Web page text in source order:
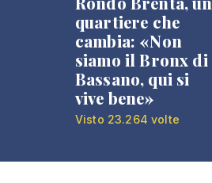
quartiere che
cambia: «Non
siamo il Bronx di
Bassano, qui si
vive bene»
Visto 23.264 volte